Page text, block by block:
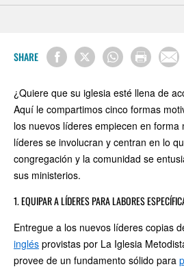
SHARE
¿Quiere que su iglesia esté llena de
Aquí le compartimos cinco formas
los nuevos líderes empiecen en forma
líderes se involucran y centran en lo
congregación y la comunidad se
sus ministerios.
1. EQUIPAR A LÍDERES PARA LABORES
Entregue a los nuevos líderes copias
inglés provistas por La Iglesia
provee de un fundamento sólido para